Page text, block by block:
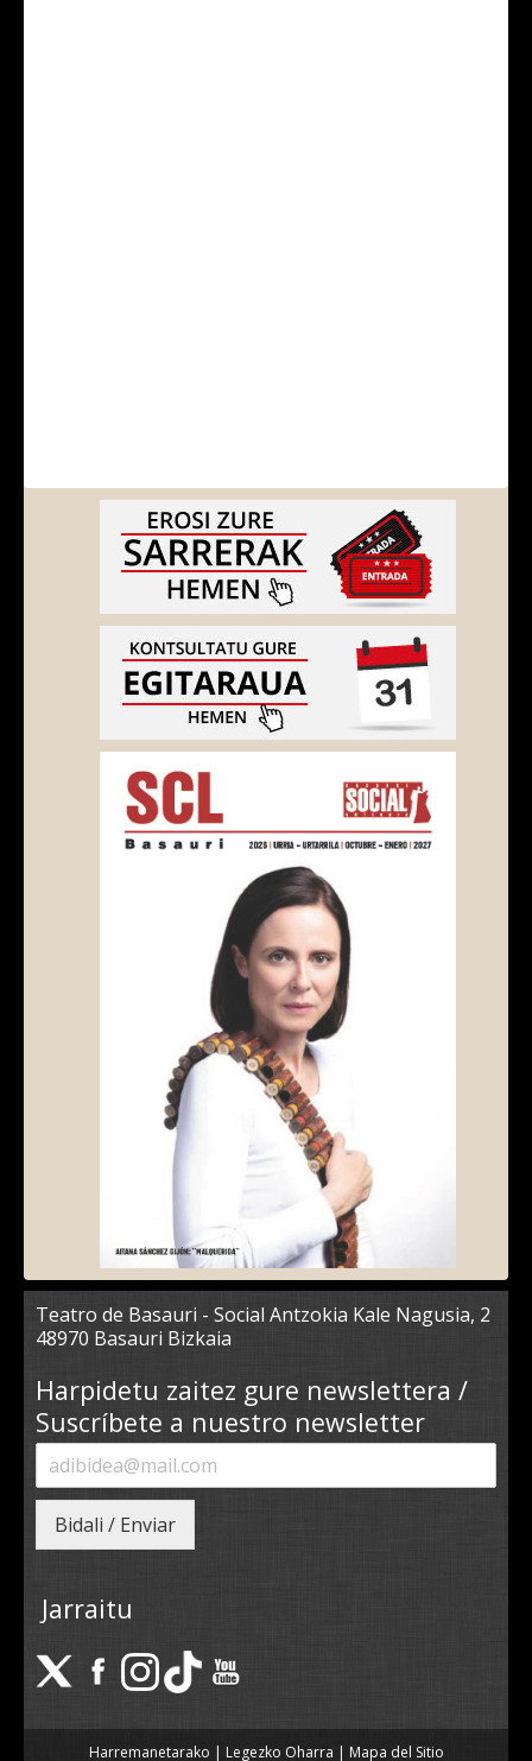
Teatro de Basauri - Social Antzokia Kale Nagusia, 2
48970 Basauri Bizkaia
Harpidetu zaitez gure newslettera /
Suscríbete a nuestro newsletter
Bidali / Enviar
Jarraitu
Harremanetarako | Legezko Oharra | Mapa del Sitio